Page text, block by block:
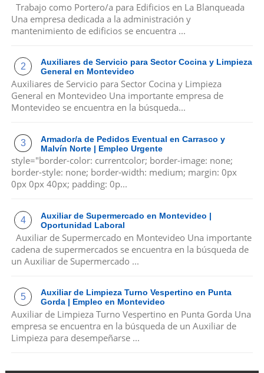
Trabajo como Portero/a para Edificios en La Blanqueada
Una empresa dedicada a la administración y
mantenimiento de edificios se encuentra ...
Auxiliares de Servicio para Sector Cocina y Limpieza
General en Montevideo
Auxiliares de Servicio para Sector Cocina y Limpieza
General en Montevideo Una importante empresa de
Montevideo se encuentra en la búsqueda...
Armador/a de Pedidos Eventual en Carrasco y
Malvín Norte | Empleo Urgente
style="border-color: currentcolor; border-image: none;
border-style: none; border-width: medium; margin: 0px
0px 0px 40px; padding: 0p...
Auxiliar de Supermercado en Montevideo |
Oportunidad Laboral
Auxiliar de Supermercado en Montevideo Una importante
cadena de supermercados se encuentra en la búsqueda de
un Auxiliar de Supermercado ...
Auxiliar de Limpieza Turno Vespertino en Punta
Gorda | Empleo en Montevideo
Auxiliar de Limpieza Turno Vespertino en Punta Gorda Una
empresa se encuentra en la búsqueda de un Auxiliar de
Limpieza para desempeñarse ...